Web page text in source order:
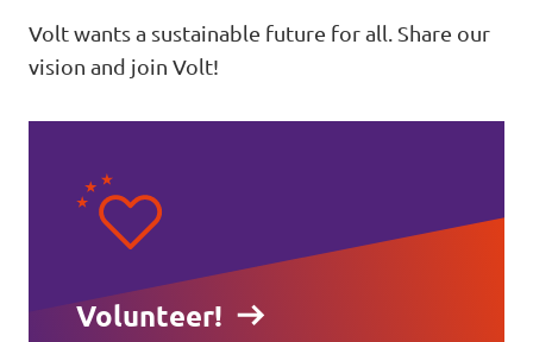
Volt wants a sustainable future for all. Share our
vision and join Volt!
Volunteer!